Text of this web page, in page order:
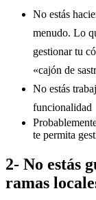
No estás
menudo. Lo
gestionar tu
«cajón de
No estás
funcionalidad
te permita
2- No estás
ramas